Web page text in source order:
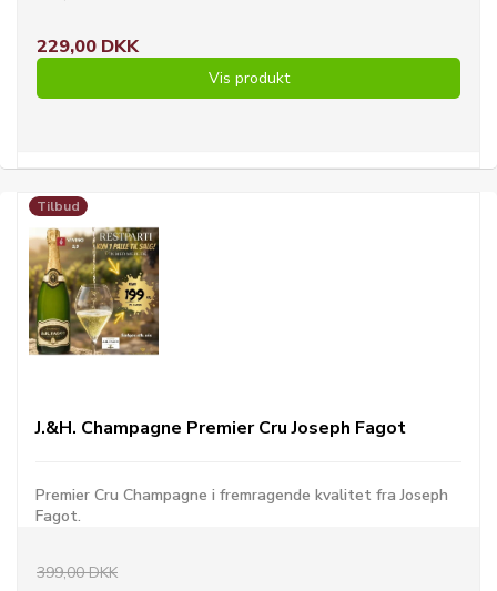
229,00 DKK
Vis produkt
Tilbud
J.&H. Champagne Premier Cru Joseph Fagot
Premier Cru Champagne i fremragende kvalitet fra Joseph
Fagot.
399,00 DKK